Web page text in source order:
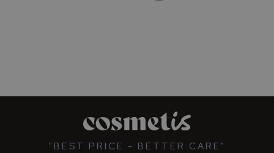
"BEST PRICE - BETTER CARE"